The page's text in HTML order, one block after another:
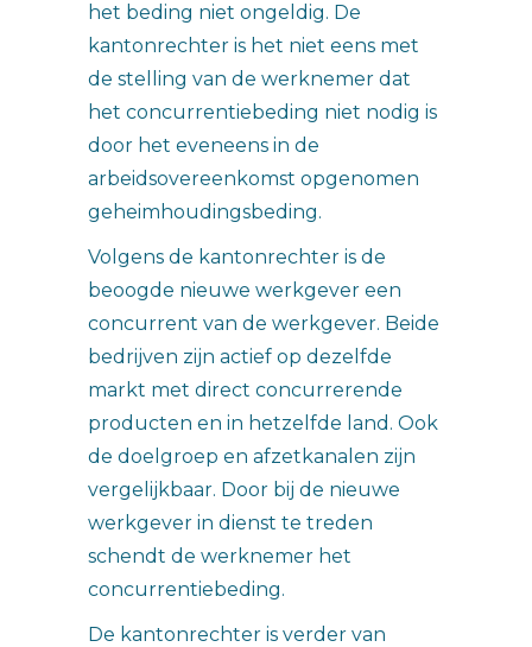
het beding niet ongeldig. De
kantonrechter is het niet eens met
de stelling van de werknemer dat
het concurrentiebeding niet nodig is
door het eveneens in de
arbeidsovereenkomst opgenomen
geheimhoudingsbeding.
Volgens de kantonrechter is de
beoogde nieuwe werkgever een
concurrent van de werkgever. Beide
bedrijven zijn actief op dezelfde
markt met direct concurrerende
producten en in hetzelfde land. Ook
de doelgroep en afzetkanalen zijn
vergelijkbaar. Door bij de nieuwe
werkgever in dienst te treden
schendt de werknemer het
concurrentiebeding.
De kantonrechter is verder van